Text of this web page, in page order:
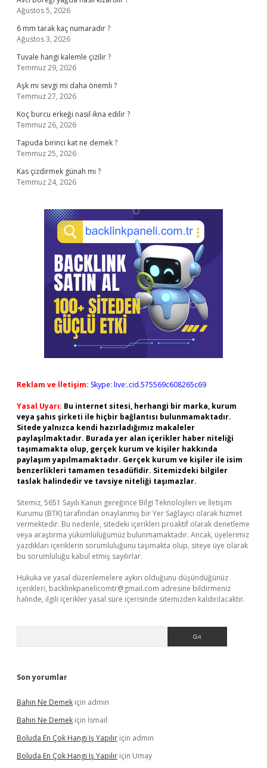
Ağustos 5, 2026
6 mm tarak kaç numaradır ?
Ağustos 3, 2026
Tuvale hangi kalemle çizilir ?
Temmuz 29, 2026
Aşk mı sevgi mi daha önemli ?
Temmuz 27, 2026
Koç burcu erkeği nasıl ikna edilir ?
Temmuz 26, 2026
Tapuda birinci kat ne demek ?
Temmuz 25, 2026
Kas çizdirmek günah mı ?
Temmuz 24, 2026
Reklam ve İletişim: Skype: live:.cid.575569c608265c69
Yasal Uyarı: Bu internet sitesi, herhangi bir marka, kurum
veya şahıs şirketi ile hiçbir bağlantısı bulunmamaktadır.
Sitede yalnızca kendi hazırladığımız makaleler
paylaşılmaktadır. Burada yer alan içerikler haber niteliği
taşımamakta olup, gerçek kurum ve kişiler hakkında
paylaşım yapılmamaktadır. Gerçek kurum ve kişiler ile isim
benzerlikleri tamamen tesadüfidir. Sitemizdeki bilgiler
taslak halindedir ve tavsiye niteliği taşımazlar.
Sitemiz, 5651 Sayılı Kanun gereğince Bilgi Teknolojileri ve İletişim
Kurumu (BTK) tarafından onaylanmış bir Yer Sağlayıcı olarak hizmet
vermektedir. Bu nedenle, sitedeki içerikleri proaktif olarak denetleme
veya araştırma yükümlülüğümüz bulunmamaktadır. Ancak, üyelerimiz
yazdıkları içeriklerin sorumluluğunu taşımakta olup, siteye üye olarak
bu sorumluluğu kabul etmiş sayılırlar.
Hukuka ve yasal düzenlemelere aykırı olduğunu düşündüğünüz
içerikleri, backlinkpanelicomtr@gmail.com adresine bildirmeniz
halinde, ilgili içerikler yasal süre içerisinde sitemizden kaldırılacaktır.
Son yorumlar
Bahın Ne Demek için admin
Bahın Ne Demek için İsmail
Boluda En Çok Hangi Iş Yapılır için admin
Boluda En Çok Hangi Iş Yapılır için Umay